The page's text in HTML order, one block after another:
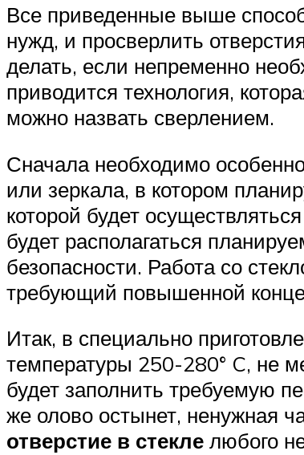
Все приведенные выше
нужд, и просверлить
делать, если непременно
приводится технология,
можно назвать сверлением.
Сначала необходимо
или зеркала, в котором
которой будет
будет располагаться
безопасности. Работа со
требующий повышенной
Итак, в специально
температуры 250-280° C, не
будет заполнить требуемую
же олово остынет, ненужная
отверстие в стекле любого